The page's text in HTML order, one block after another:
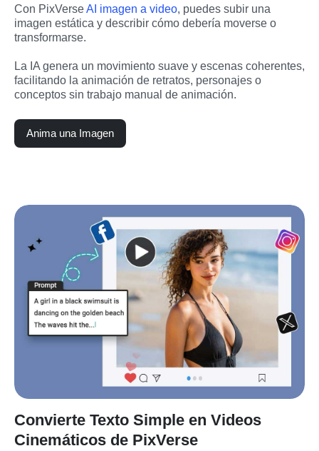
Con PixVerse AI imagen a video, puedes subir una
imagen estática y describir cómo debería moverse o
transformarse.
La IA genera un movimiento suave y escenas coherentes,
facilitando la animación de retratos, personajes o
conceptos sin trabajo manual de animación.
Anima una Imagen
Convierte Texto Simple en Videos
Cinemáticos de PixVerse